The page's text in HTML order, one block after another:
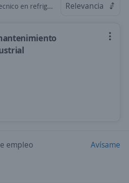
en cordoba en capital Relevancia
empleo Avísame